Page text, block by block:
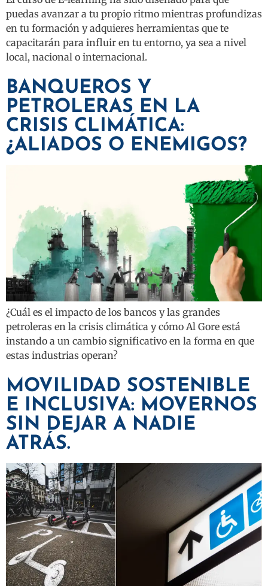
puedas avanzar a tu propio ritmo mientras profundizas
en tu formación y adquieres herramientas que te
capacitarán para influir en tu entorno, ya sea a nivel
local, nacional o internacional.
BANQUEROS Y
PETROLERAS EN LA
CRISIS CLIMÁTICA:
¿ALIADOS O ENEMIGOS?
¿Cuál es el impacto de los bancos y las grandes
petroleras en la crisis climática y cómo Al Gore está
instando a un cambio significativo en la forma en que
estas industrias operan?
MOVILIDAD SOSTENIBLE
E INCLUSIVA: MOVERNOS
SIN DEJAR A NADIE
ATRÁS.